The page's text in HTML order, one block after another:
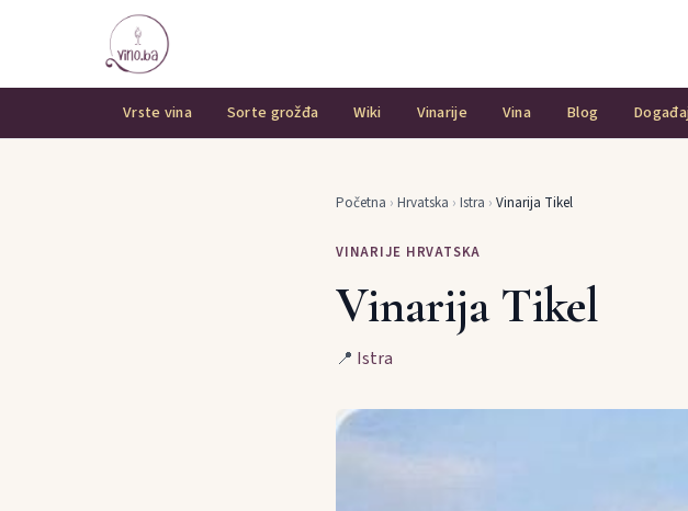
Vrste vina Sorte grožđa Wiki Vinarije Vina Blog
Početna › Hrvatska › Istra › Vinarija Tikel
VINARIJE HRVATSKA
Vinarija Tikel
📍 Istra